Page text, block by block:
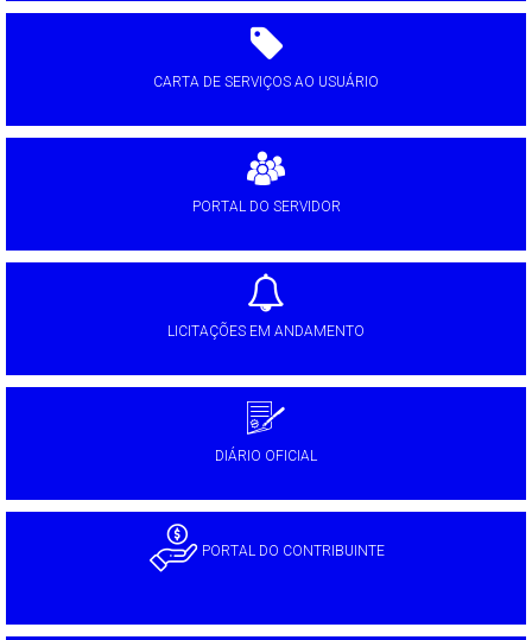
CARTA DE SERVIÇOS AO USUÁRIO
PORTAL DO SERVIDOR
LICITAÇÕES EM ANDAMENTO
DIÁRIO OFICIAL
PORTAL DO CONTRIBUINTE